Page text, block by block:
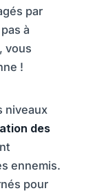
par
à
vous
!
niveaux
des
ennemis.
pour